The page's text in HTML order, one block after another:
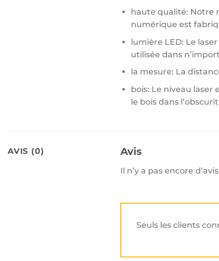
haute qualité: Notre
numérique est
lumière LED: Le
utilisée dans
la mesure: La
bois: Le niveau laser
le bois dans
AVIS (0) Avis
Il n’y a pas encore
Seuls les clients